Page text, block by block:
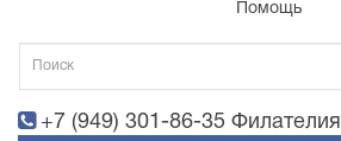
Помощь
+7 (949) 301-86-35 Филателия